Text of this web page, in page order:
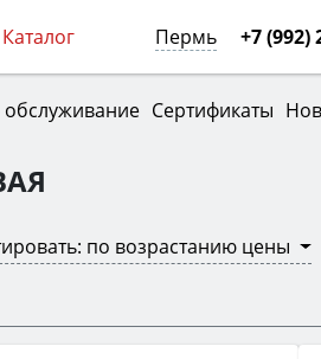
Каталог Пермь +7 (992)
Сертификаты
по возрастанию цены